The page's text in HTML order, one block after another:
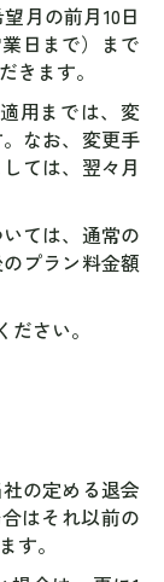
月の前月10日
日まで）まで
きます。
用までは、変
なお、変更手
ては、翌々月
ては、通常の
プラン料金額
さい。
の定める退会
はそれ以前の
す。